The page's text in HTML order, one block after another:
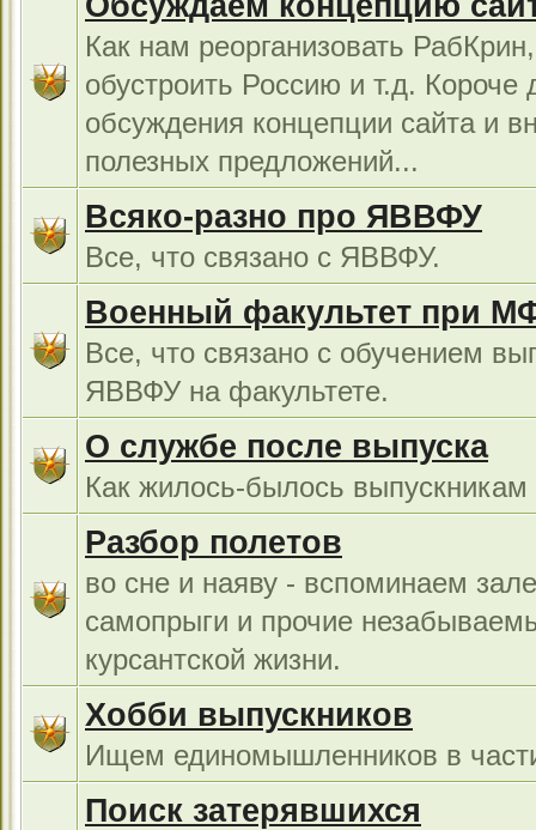
Как нам реорганизовать
обустроить Россию и т.д. Короче
обсуждения концепции сайта и
полезных предложений...
Всяко-разно про ЯВВФУ
Все, что связано с ЯВВФУ.
Военный факультет при
Все, что связано с обучением
ЯВВФУ на факультете.
О службе после выпуска
Как жилось-былось выпускникам
Разбор полетов
во сне и наяву - вспоминаем
самопрыги и прочие
курсантской жизни.
Хобби выпускников
Ищем единомышленников в
Поиск затерявшихся